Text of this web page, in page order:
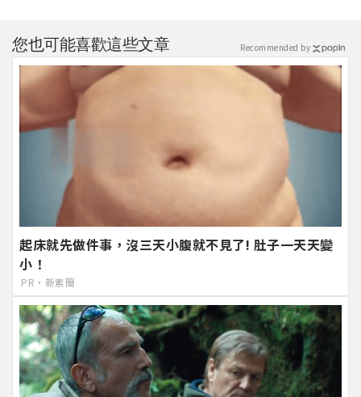
您也可能喜歡這些文章
起床就先做件事，沒三天小腹就不見了! 肚子一天天變
小！
PR・新素簡
Recommended by